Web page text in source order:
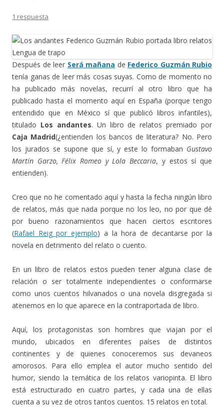
1 respuesta
Después de leer Será mañana de Federico Guzmán Rubio
tenía ganas de leer más cosas suyas. Como de momento no
ha publicado más novelas, recurrí al otro libro que ha
publicado hasta el momento aquí en España (porque tengo
entendido que en México sí que publicó libros infantiles),
titulado Los andantes. Un libro de relatos premiado por
Caja Madrid(¿entienden los bancos de literatura? No. Pero
los jurados se supone que sí, y este lo formaban Gustavo
Martín Garzo, Félix Romeo y Lola Beccaria, y estos sí que
entienden).
Creo que no he comentado aquí y hasta la fecha ningún libro
de relatos, más que nada porque no los leo, no por que dé
por bueno razonamientos que hacen ciertos escritores
(Rafael Reig por ejemplo) a la hora de decantarse por la
novela en detrimento del relato o cuento.
En un libro de relatos estos pueden tener alguna clase de
relación o ser totalmente independientes o conformarse
como unos cuentos hilvanados o una novela disgregada si
atenemos en lo que aparece en la contraportada de libro.
Aquí, los protagonistas son hombres que viajan por el
mundo, ubicados en diferentes países de distintos
continentes y de quienes conoceremos sus devaneos
amorosos. Para ello emplea el autor mucho sentido del
humor, siendo la temática de los relatos variopinta. El libro
está estructurado en cuatro partes, y cada una de ellas
cuenta a su vez de otros tantos cuentos. 15 relatos en total.